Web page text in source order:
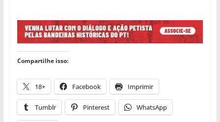
Compartilhe isso:
18+ Facebook Imprimir
Tumblr Pinterest WhatsApp